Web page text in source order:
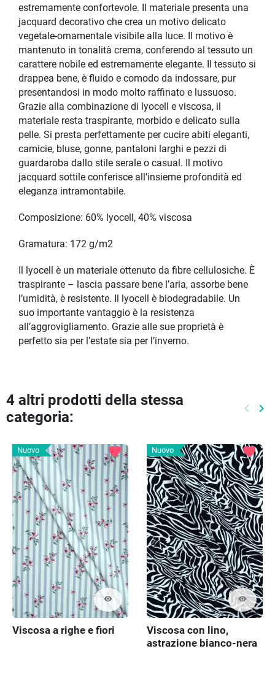
estremamente confortevole. Il materiale presenta una
jacquard decorativo che crea un motivo delicato
vegetale-ornamentale visibile alla luce. Il motivo è
mantenuto in tonalità crema, conferendo al tessuto un
carattere nobile ed estremamente elegante. Il tessuto si
drappea bene, è fluido e comodo da indossare, pur
presentandosi in modo molto raffinato e lussuoso.
Grazie alla combinazione di lyocell e viscosa, il
materiale resta traspirante, morbido e delicato sulla
pelle. Si presta perfettamente per cucire abiti eleganti,
camicie, bluse, gonne, pantaloni larghi e pezzi di
guardaroba dallo stile serale o casual. Il motivo
jacquard sottile conferisce all’insieme profondità ed
eleganza intramontabile.
Composizione: 60% lyocell, 40% viscosa
Gramatura: 172 g/m2
Il lyocell è un materiale ottenuto da fibre cellulosiche. È
traspirante – lascia passare bene l’aria, assorbe bene
l’umidità, è resistente. Il lyocell è biodegradabile. Un
suo importante vantaggio è la resistenza
all’aggrovigliamento. Grazie alle sue proprietà è
perfetto sia per l’estate sia per l’inverno.
4 altri prodotti della stessa
categoria:
keyboard_arrow_left keyboard_arrow_right
Nuovo
visibility
favorite
Viscosa a righe e fiori
Nuovo
visibility
favorite
Viscosa con lino,
astrazione bianco-nera